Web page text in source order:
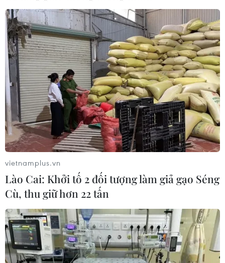
CƠ QUAN CHỦ QUẢN: THÔNG TẤN XÃ VIỆT NAM
Tổng Biên tập: TRẦN TIẾN DUẨN
Phó Tổng Biên tập: NGUYỄN THỊ TÁM, KHÚC THANH
THỦY
Sở hữu trí tuệ
Quy định sử dụng
RSS
Hỗ trợ
Ngôn ngữ
Dịch vụ tin
Quảng cáo
Giấy phép số: 1374/GP-BTTTT do Bộ Thông tin và Truyền thông
vietnamplus.vn
Lào Cai: Khởi tố 2 đối tượng làm giả gạo Séng
Cù, thu giữ hơn 22 tấn